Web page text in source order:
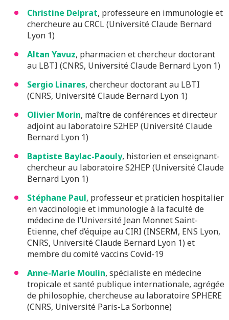
Christine Delprat, professeure en immunologie et
chercheure au CRCL (Université Claude Bernard
Lyon 1)
Altan Yavuz, pharmacien et chercheur doctorant
au LBTI (CNRS, Université Claude Bernard Lyon 1)
Sergio Linares, chercheur doctorant au LBTI
(CNRS, Université Claude Bernard Lyon 1)
Olivier Morin, maître de conférences et directeur
adjoint au laboratoire S2HEP (Université Claude
Bernard Lyon 1)
Baptiste Baylac-Paouly, historien et enseignant-
chercheur au laboratoire S2HEP (Université Claude
Bernard Lyon 1)
Stéphane Paul, professeur et praticien hospitalier
en vaccinologie et immunologie à la faculté de
médecine de l’Université Jean Monnet Saint-
Etienne, chef d’équipe au CIRI (INSERM, ENS Lyon,
CNRS, Université Claude Bernard Lyon 1) et
membre du comité vaccins Covid-19
Anne-Marie Moulin, spécialiste en médecine
tropicale et santé publique internationale, agrégée
de philosophie, chercheuse au laboratoire SPHERE
(CNRS, Université Paris-La Sorbonne)